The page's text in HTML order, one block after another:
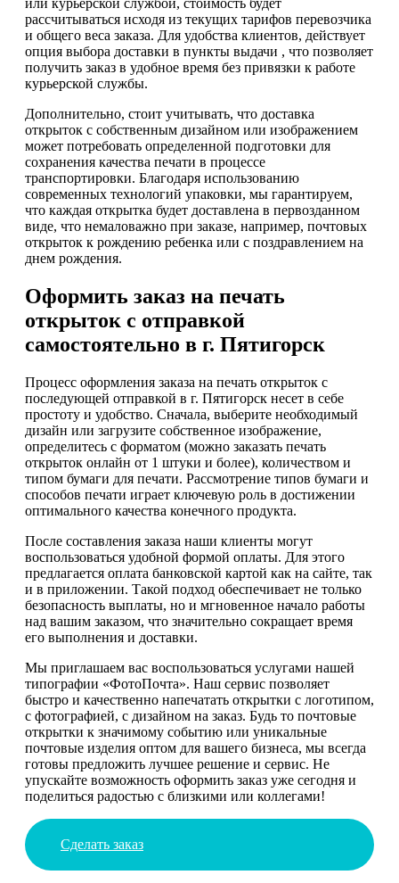
рассчитываться исходя из текущих тарифов перевозчика
и общего веса заказа. Для удобства клиентов, действует
опция выбора доставки в пункты выдачи , что позволяет
получить заказ в удобное время без привязки к работе
курьерской службы.
Дополнительно, стоит учитывать, что доставка
открыток с собственным дизайном или изображением
может потребовать определенной подготовки для
сохранения качества печати в процессе
транспортировки. Благодаря использованию
современных технологий упаковки, мы гарантируем,
что каждая открытка будет доставлена в первозданном
виде, что немаловажно при заказе, например, почтовых
открыток к рождению ребенка или с поздравлением на
днем рождения.
Оформить заказ на печать
открыток с отправкой
самостоятельно в г. Пятигорск
Процесс оформления заказа на печать открыток с
последующей отправкой в г. Пятигорск несет в себе
простоту и удобство. Сначала, выберите необходимый
дизайн или загрузите собственное изображение,
определитесь с форматом (можно заказать печать
открыток онлайн от 1 штуки и более), количеством и
типом бумаги для печати. Рассмотрение типов бумаги и
способов печати играет ключевую роль в достижении
оптимального качества конечного продукта.
После составления заказа наши клиенты могут
воспользоваться удобной формой оплаты. Для этого
предлагается оплата банковской картой как на сайте, так
и в приложении. Такой подход обеспечивает не только
безопасность выплаты, но и мгновенное начало работы
над вашим заказом, что значительно сокращает время
его выполнения и доставки.
Мы приглашаем вас воспользоваться услугами нашей
типографии «ФотоПочта». Наш сервис позволяет
быстро и качественно напечатать открытки с логотипом,
с фотографией, с дизайном на заказ. Будь то почтовые
открытки к значимому событию или уникальные
почтовые изделия оптом для вашего бизнеса, мы всегда
готовы предложить лучшее решение и сервис. Не
упускайте возможность оформить заказ уже сегодня и
поделиться радостью с близкими или коллегами!
Сделать заказ